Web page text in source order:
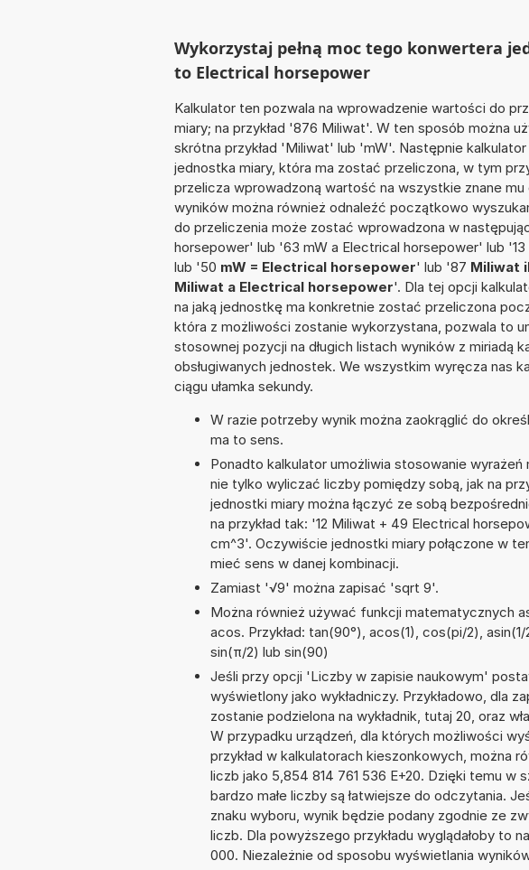
Wykorzystaj pełną moc tego konwertera
to Electrical horsepower
Kalkulator ten pozwala na wprowadzenie wartości do
miary; na przykład '876 Miliwat'. W ten sposób można
skrótna przykład 'Miliwat' lub 'mW'. Następnie
jednostka miary, która ma zostać przeliczona, w tym
przelicza wprowadzoną wartość na wszystkie znane
wyników można również odnaleźć początkowo
do przeliczenia może zostać wprowadzona w
horsepower' lub '63 mW a Electrical horsepower' lub '13
lub '50 mW = Electrical horsepower' lub '87 Miliwat
Miliwat a Electrical horsepower'. Dla tej opcji
na jaką jednostkę ma konkretnie zostać przeliczona
która z możliwości zostanie wykorzystana, pozwala to
stosownej pozycji na długich listach wyników z miriadą
obsługiwanych jednostek. We wszystkim wyręcza nas
ciągu ułamka sekundy.
W razie potrzeby wynik można zaokrąglić do
ma to sens.
Ponadto kalkulator umożliwia stosowanie
nie tylko wyliczać liczby pomiędzy sobą, jak na
jednostki miary można łączyć ze sobą
na przykład tak: '12 Miliwat + 49 Electrical
cm^3'. Oczywiście jednostki miary połączone w
mieć sens w danej kombinacji.
Zamiast '√9' można zapisać 'sqrt 9'.
Można również używać funkcji matematycznych
acos. Przykład: tan(90°), acos(1), cos(pi/2),
sin(π/2) lub sin(90)
Jeśli przy opcji 'Liczby w zapisie naukowym'
wyświetlony jako wykładniczy. Przykładowo, dla
zostanie podzielona na wykładnik, tutaj 20, oraz
W przypadku urządzeń, dla których możliwości
przykład w kalkulatorach kieszonkowych, można
liczb jako 5,854 814 761 536 E+20. Dzięki temu w
bardzo małe liczby są łatwiejsze do odczytania.
znaku wyboru, wynik będzie podany zgodnie ze
liczb. Dla powyższego przykładu wyglądałoby to
000. Niezależnie od sposobu wyświetlania